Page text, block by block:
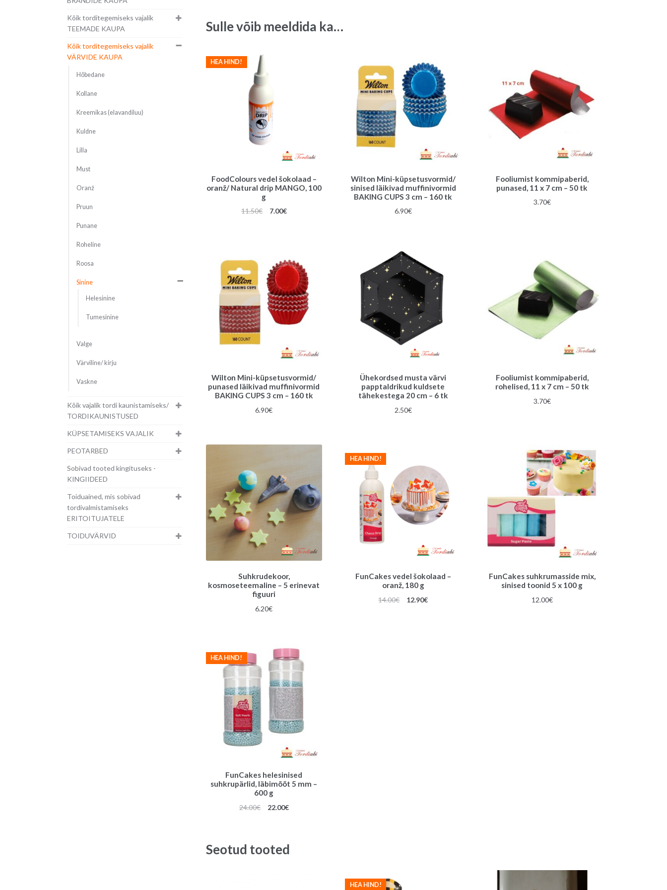
Sulle võib meeldida ka…
FoodColours vedel šokolaad –
oranž/ Natural drip MANGO, 100
g
HEA HIND!
11.50€
Algne
7.00€Praegune
Wilton Mini-küpsetusvormid/
sinised läikivad muffinivormid
BAKING CUPS 3 cm – 160 tk
6.90€
Fooliumist kommipaberid,
punased, 11 x 7 cm – 50 tk
3.70€
Wilton Mini-küpsetusvormid/
punased läikivad muffinivormid
BAKING CUPS 3 cm – 160 tk
6.90€
Ühekordsed musta värvi
papptaldrikud kuldsete
tähekestega 20 cm – 6 tk
2.50€
Fooliumist kommipaberid,
rohelised, 11 x 7 cm – 50 tk
3.70€
Suhkrudekoor,
kosmoseteemaline – 5 erinevat
figuuri
6.20€
FunCakes vedel šokolaad –
oranž, 180 g
HEA HIND!
14.00€
Algne
12.90€Praegune
FunCakes suhkrumasside mix,
sinised toonid 5 x 100 g
12.00€
FunCakes helesinised
suhkrupärlid, läbimõõt 5 mm –
600 g
HEA HIND!
24.00€
Algne
22.00€Praegune
Seotud tooted
HEA HIND!
Kõik torditegemiseks vajalik
TEEMADE KAUPA
Kõik torditegemiseks vajalik
VÄRVIDE KAUPA
Hõbedane
Kollane
Kreemikas (elavandiluu)
Kuldne
Lilla
Must
Oranž
Pruun
Punane
Roheline
Roosa
Sinine
Helesinine
Tumesinine
Valge
Värviline/ kirju
Vaskne
Kõik vajalik tordi kaunistamiseks/
TORDIKAUNISTUSED
KÜPSETAMISEKS VAJALIK
PEOTARBED
Sobivad tooted kingituseks -
KINGIIDEED
Toiduained, mis sobivad
tordivalmistamiseks
ERITOITUJATELE
TOIDUVÄRVID